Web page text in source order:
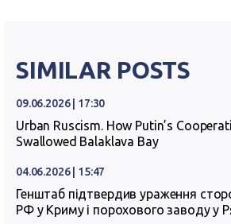
SIMILAR POSTS
09.06.2026 | 17:30
Urban Ruscism. How Putin’s
Swallowed Balaklava Bay
04.06.2026 | 15:47
Генштаб підтвердив ураження
РФ у Криму і порохового заводу у